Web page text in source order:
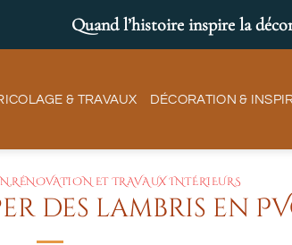
Quand l’histoire inspire la
& TRAVAUX DÉCORATION &
,RÉNOVATION ET TRAVAUX INTÉRIEURS
des lambris en